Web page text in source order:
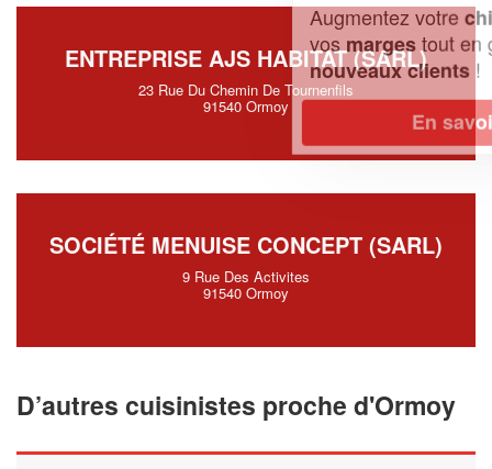
ENTREPRISE AJS HABITAT (SARL)
23 Rue Du Chemin De Tournenfils
91540 Ormoy
SOCIÉTÉ MENUISE CONCEPT (SARL)
9 Rue Des Activites
91540 Ormoy
D’autres cuisinistes proche d'Ormoy
Augmentez votre chiffre d'affaireset
marges tout en gagnant de
nouveaux clients!
En savoir plus